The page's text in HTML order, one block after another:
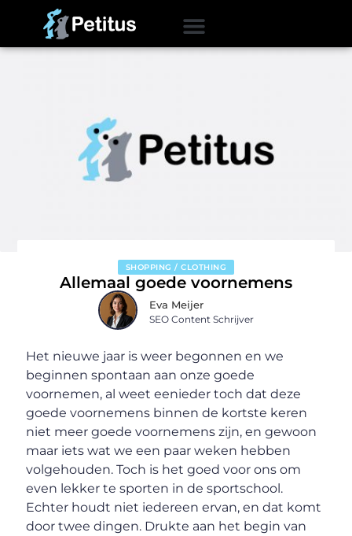
SHOPPING / CLOTHING
Allemaal goede voornemens
Eva Meijer
SEO Content Schrijver
Het nieuwe jaar is weer begonnen en we
beginnen spontaan aan onze goede
voornemen, al weet eenieder toch dat deze
goede voornemens binnen de kortste keren
niet meer goede voornemens zijn, en gewoon
maar iets wat we een paar weken hebben
volgehouden. Toch is het goed voor ons om
even lekker te sporten in de sportschool.
Echter houdt niet iedereen ervan, en dat komt
door twee dingen. Drukte aan het begin van